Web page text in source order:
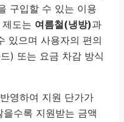
구입할 수 있는 이용
도는 여름철(냉방)과
있으며 사용자의 편의
) 또는 요금 차감 방식
영하여 지원 단가가
수록 지원받는 금액